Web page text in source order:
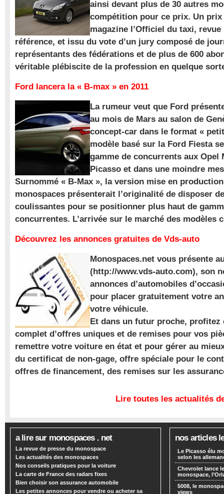
ainsi devant plus de 30 autres
compétition pour ce prix. Un
magazine l’Officiel du taxi,
référence, et issu du vote d’un jury composé de
représentants des fédérations et de plus de 600
véritable plébiscite de la profession en quelque
Ford lancera la « B-max » en 2011
La rumeur veut que Ford
au mois de Mars au salon de
concept-car dans le format «
modèle basé sur la Ford Fiesta
gamme de concurrents aux Opel
Picasso et dans une moindre
Surnommé « B-Max », la version mise en
monospaces présenterait l’originalité de disposer
coulissantes pour se positionner plus haut de
concurrentes. L’arrivée sur le marché des modèles
Découvrez les annonces gratuites de Vds-auto
Monospaces.net vous présente
(http://www.vds-auto.com), son
annonces d’automobiles
pour placer gratuitement votre
votre véhicule.
Et dans un futur proche, profitez
complet d’offres uniques et de remises pour vos
remettre votre voiture en état et pour gérer au
du certificat de non-gage, offre spéciale pour le
offres de financement, des remises sur les
Lire toutes les actualités
a lire sur monospaces . net
La revue de presse du monospace
Les actualités des monospaces
Nos conseils pratiques pour la voiture
La carte de France des radars fixes
Bien choisir son assurance automobile
Les petites annonces pour vendre ou acheter sa
nos articles
Le Picasso élu
selon les
Chevrolet lance
monospace,
5008, le
views